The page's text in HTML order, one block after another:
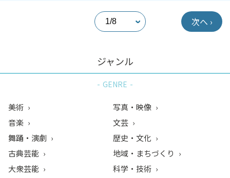
次へ ›
ジャンル
GENRE
美術
音楽
舞踊・演劇
古典芸能
大衆芸能
写真・映像
文芸
歴史・文化
地域・まちづくり
科学・技術